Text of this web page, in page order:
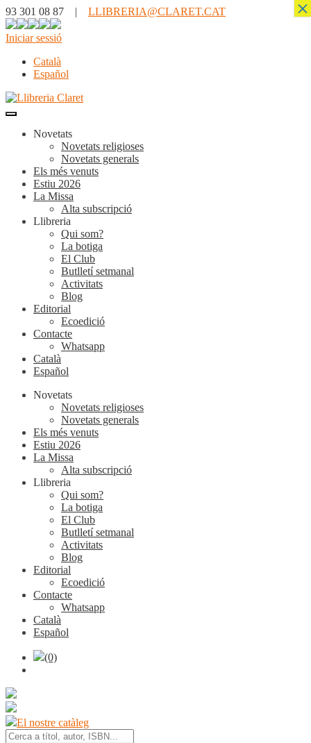
93 301 08 87 | LLIBRERIA@CLARET.CAT
Iniciar sessió
Català
Español
Novetats
Novetats religioses
Novetats generals
Els més venuts
Estiu 2026
La Missa
Alta subscripció
Llibreria
Qui som?
La botiga
El Club
Butlletí setmanal
Activitats
Blog
Editorial
Ecoedició
Contacte
Whatsapp
Català
Español
Novetats
Novetats religioses
Novetats generals
Els més venuts
Estiu 2026
La Missa
Alta subscripció
Llibreria
Qui som?
La botiga
El Club
Butlletí setmanal
Activitats
Blog
Editorial
Ecoedició
Contacte
Whatsapp
Català
Español
(0)
El nostre catàleg
×